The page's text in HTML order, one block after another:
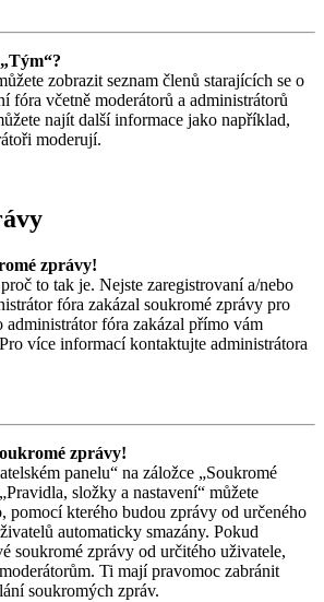
zobrazit seznam členů starajících se o
fóra včetně moderátorů a administrátorů
najít další informace jako například,
moderují.
zprávy!
to tak je. Nejste zaregistrovaní a/nebo
fóra zakázal soukromé zprávy pro
administrátor fóra zakázal přímo vám
více informací kontaktujte administrátora
zprávy!
panelu“ na záložce „Soukromé
složky a nastavení“ můžete
pomocí kterého budou zprávy od určeného
automaticky smazány. Pokud
soukromé zprávy od určitého uživatele,
Ti mají pravomoc zabránit
soukromých zpráv.